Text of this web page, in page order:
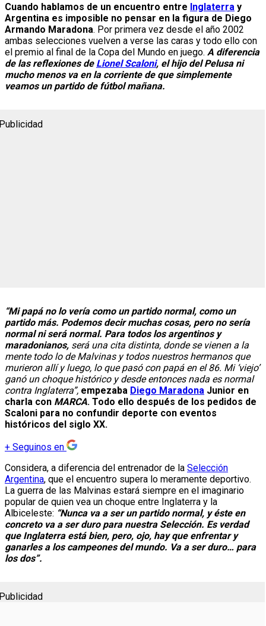
Cuando hablamos de un encuentro entre Inglaterra y
Argentina es imposible no pensar en la figura de Diego
Armando Maradona. Por primera vez desde el año 2002
ambas selecciones vuelven a verse las caras y todo ello con
el premio al final de la Copa del Mundo en juego. A diferencia
de las reflexiones de Lionel Scaloni, el hijo del Pelusa ni
mucho menos va en la corriente de que simplemente
veamos un partido de fútbol mañana.
“Mi papá no lo vería como un partido normal, como un
partido más. Podemos decir muchas cosas, pero no sería
normal ni será normal. Para todos los argentinos y
maradonianos, será una cita distinta, donde se vienen a la
mente todo lo de Malvinas y todos nuestros hermanos que
murieron allí y luego, lo que pasó con papá en el 86. Mi ‘viejo’
ganó un choque histórico y desde entonces nada es normal
contra Inglaterra”, empezaba Diego Maradona Junior en
charla con MARCA. Todo ello después de los pedidos de
Scaloni para no confundir deporte con eventos
históricos del siglo XX.
+ Seguinos en
Considera, a diferencia del entrenador de la Selección
Argentina, que el encuentro supera lo meramente deportivo.
La guerra de las Malvinas estará siempre en el imaginario
popular de quien vea un choque entre Inglaterra y la
Albiceleste: “Nunca va a ser un partido normal, y éste en
concreto va a ser duro para nuestra Selección. Es verdad
que Inglaterra está bien, pero, ojo, hay que enfrentar y
ganarles a los campeones del mundo. Va a ser duro… para
los dos”.